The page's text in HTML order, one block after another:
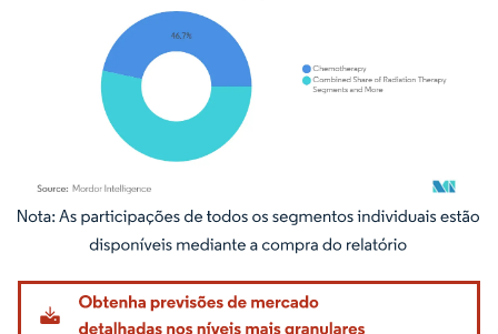
Imagem © Mordor Intelligence. O reuso requer atribuição conforme CC BY 4.0.